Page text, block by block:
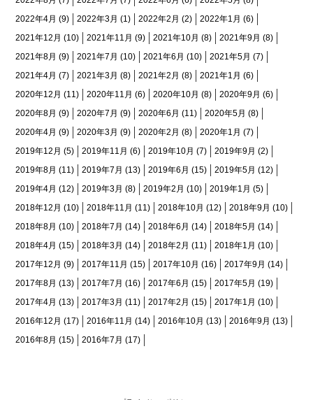
2022年4月 (9) 2022年3月 (1) 2022年2月 (2) 2022年1月 (6)
2021年12月 (10) 2021年11月 (9) 2021年10月 (8) 2021年9月 (8)
2021年8月 (9) 2021年7月 (10) 2021年6月 (10) 2021年5月 (7)
2021年4月 (7) 2021年3月 (8) 2021年2月 (8) 2021年1月 (6)
2020年12月 (11) 2020年11月 (6) 2020年10月 (8) 2020年9月 (6)
2020年8月 (9) 2020年7月 (9) 2020年6月 (11) 2020年5月 (8)
2020年4月 (9) 2020年3月 (9) 2020年2月 (8) 2020年1月 (7)
2019年12月 (5) 2019年11月 (6) 2019年10月 (7) 2019年9月 (2)
2019年8月 (11) 2019年7月 (13) 2019年6月 (15) 2019年5月 (12)
2019年4月 (12) 2019年3月 (8) 2019年2月 (10) 2019年1月 (5)
2018年12月 (10) 2018年11月 (11) 2018年10月 (12) 2018年9月 (10)
2018年8月 (10) 2018年7月 (14) 2018年6月 (14) 2018年5月 (14)
2018年4月 (15) 2018年3月 (14) 2018年2月 (11) 2018年1月 (10)
2017年12月 (9) 2017年11月 (15) 2017年10月 (16) 2017年9月 (14)
2017年8月 (13) 2017年7月 (16) 2017年6月 (15) 2017年5月 (19)
2017年4月 (13) 2017年3月 (11) 2017年2月 (15) 2017年1月 (10)
2016年12月 (17) 2016年11月 (14) 2016年10月 (13) 2016年9月 (13)
2016年8月 (15) 2016年7月 (17)